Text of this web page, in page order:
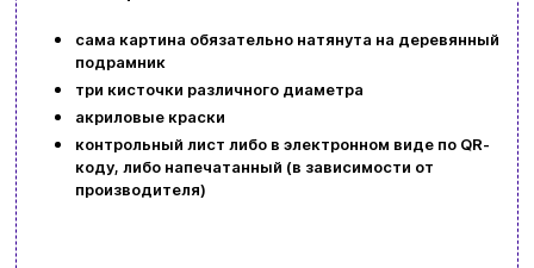
сама картина обязательно натянута на деревянный
подрамник
три кисточки различного диаметра
акриловые краски
контрольный лист либо в электронном виде по QR-
коду, либо напечатанный (в зависимости от
производителя)